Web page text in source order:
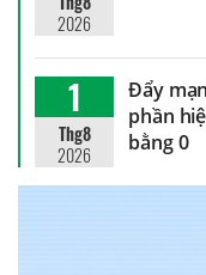
2026
1
Thg8
2026
Đẩy
phần
bằng 0